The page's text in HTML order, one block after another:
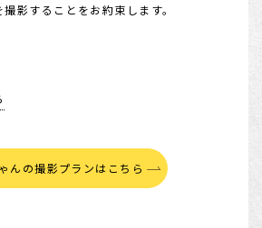
影することをお約束します。
んの撮影プランはこちら